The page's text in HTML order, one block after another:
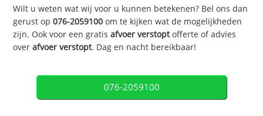
Wilt u weten wat wij voor u kunnen betekenen? Bel ons dan
gerust op076-2059100 om te kijken wat de mogelijkheden
zijn. Ook voor een gratisafvoer verstoptofferte of advies
overafvoer verstopt. Dag en nacht bereikbaar!
076-2059100